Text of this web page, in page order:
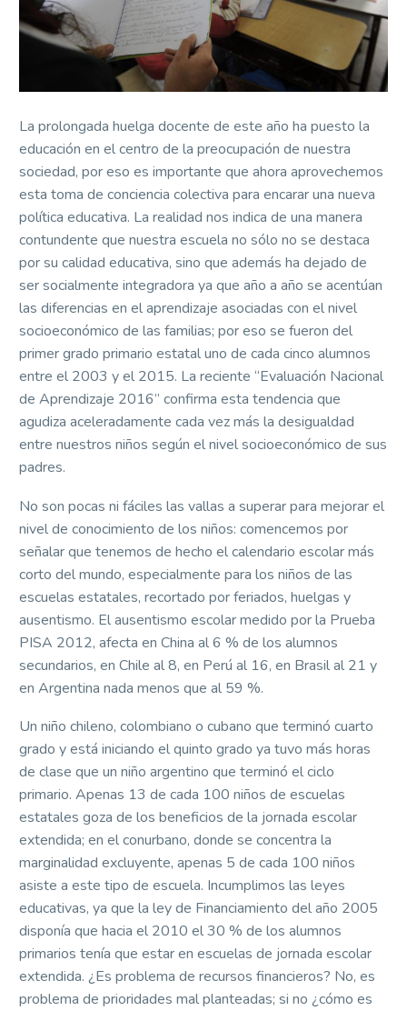
La prolongada huelga docente de este año ha puesto la
educación en el centro de la preocupación de nuestra
sociedad, por eso es importante que ahora aprovechemos
esta toma de conciencia colectiva para encarar una nueva
política educativa. La realidad nos indica de una manera
contundente que nuestra escuela no sólo no se destaca
por su calidad educativa, sino que además ha dejado de
ser socialmente integradora ya que año a año se acentúan
las diferencias en el aprendizaje asociadas con el nivel
socioeconómico de las familias; por eso se fueron del
primer grado primario estatal uno de cada cinco alumnos
entre el 2003 y el 2015. La reciente “Evaluación Nacional
de Aprendizaje 2016” confirma esta tendencia que
agudiza aceleradamente cada vez más la desigualdad
entre nuestros niños según el nivel socioeconómico de sus
padres.
No son pocas ni fáciles las vallas a superar para mejorar el
nivel de conocimiento de los niños: comencemos por
señalar que tenemos de hecho el calendario escolar más
corto del mundo, especialmente para los niños de las
escuelas estatales, recortado por feriados, huelgas y
ausentismo. El ausentismo escolar medido por la Prueba
PISA 2012, afecta en China al 6 % de los alumnos
secundarios, en Chile al 8, en Perú al 16, en Brasil al 21 y
en Argentina nada menos que al 59 %.
Un niño chileno, colombiano o cubano que terminó cuarto
grado y está iniciando el quinto grado ya tuvo más horas
de clase que un niño argentino que terminó el ciclo
primario. Apenas 13 de cada 100 niños de escuelas
estatales goza de los beneficios de la jornada escolar
extendida; en el conurbano, donde se concentra la
marginalidad excluyente, apenas 5 de cada 100 niños
asiste a este tipo de escuela. Incumplimos las leyes
educativas, ya que la ley de Financiamiento del año 2005
disponía que hacia el 2010 el 30 % de los alumnos
primarios tenía que estar en escuelas de jornada escolar
extendida. ¿Es problema de recursos financieros? No, es
problema de prioridades mal planteadas; si no ¿cómo es